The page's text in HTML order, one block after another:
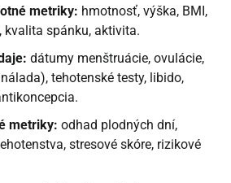
metriky: hmotnosť, výška, BMI,
kvalita spánku, aktivita.
dátumy menštruácie, ovulácie,
tehotenské testy, libido,
metriky: odhad plodných dní,
stresové skóre, rizikové